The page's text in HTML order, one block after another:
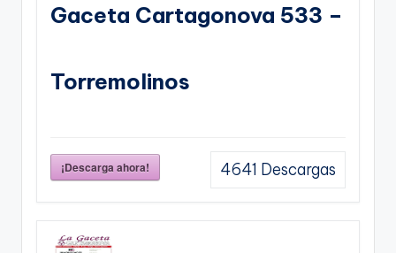
Gaceta Cartagonova 533 –
Torremolinos
¡Descarga ahora! 4641 Descargas